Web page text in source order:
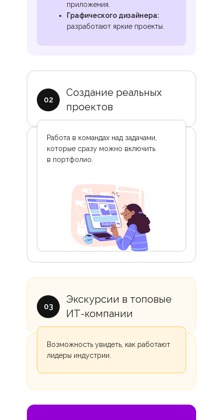
Работа в командах над задачами,
которые сразу можно включить
в портфолио.
приложения.
Графического дизайнера:
разработают яркие проекты.
Возможность увидеть, как работают
лидеры индустрии.
Создание реальных
проектов
02
Экскурсии в топовые
ИТ-компании
03